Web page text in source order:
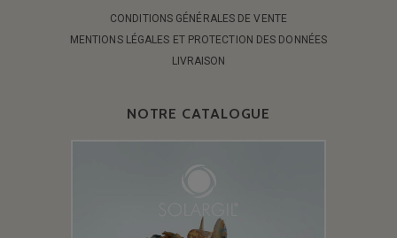
CONDITIONS GÉNÉRALES DE VENTE
MENTIONS LÉGALES ET PROTECTION DES DONNÉES
LIVRAISON
NOTRE CATALOGUE